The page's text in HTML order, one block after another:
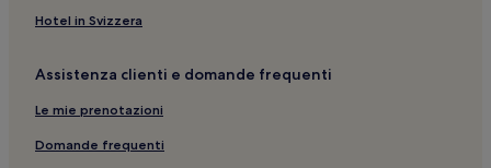
Hotel in Svizzera
Assistenza clienti e domande frequenti
Le mie prenotazioni
Domande frequenti